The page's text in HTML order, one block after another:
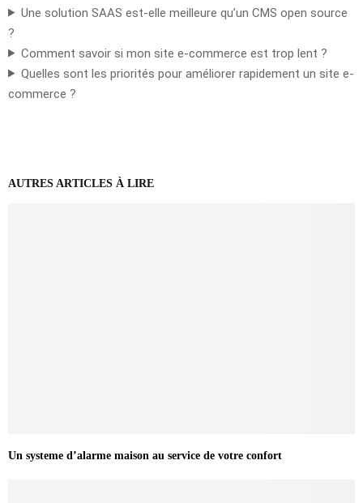
Une solution SAAS est-elle meilleure qu’un CMS open source
?
Comment savoir si mon site e-commerce est trop lent ?
Quelles sont les priorités pour améliorer rapidement un site e-
commerce ?
AUTRES ARTICLES À LIRE
Un systeme d’alarme maison au service de votre confort